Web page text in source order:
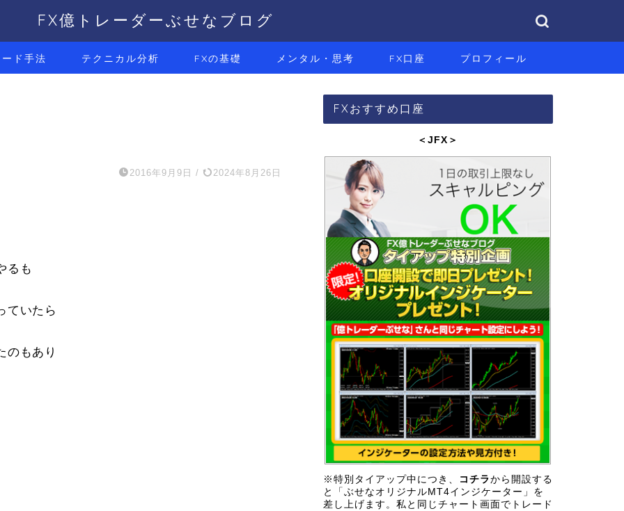
FX億トレーダーぶせなブログ
ド手法 テクニカル分析 FXの基礎 メンタル・思考 FX口座 プロフィール
2016年9月9日 / 2024年8月26日
るも
ていたら
のもあり
FXおすすめ口座
＜JFX ＞
※特別タイアップ中につき、 コチラから開設する
と「ぶせなオリジナルMT4インジケーター」を
差し上げます。私と同じチャート画面でトレード